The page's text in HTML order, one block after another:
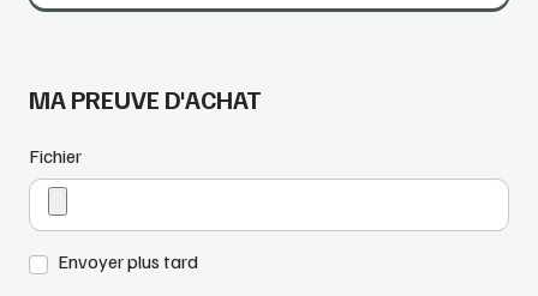
MA PREUVE D'ACHAT
Fichier
Envoyer plus tard